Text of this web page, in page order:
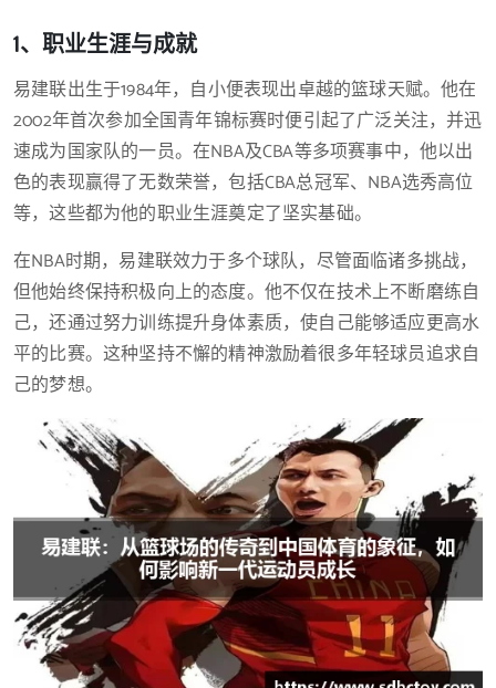
1、职业生涯与成就
易建联出生于1984年，自小便表现出卓越的篮球天赋。他在
2002年首次参加全国青年锦标赛时便引起了广泛关注，并迅
速成为国家队的一员。在NBA及CBA等多项赛事中，他以出
色的表现赢得了无数荣誉，包括CBA总冠军、NBA选秀高位
等，这些都为他的职业生涯奠定了坚实基础。
在NBA时期，易建联效力于多个球队，尽管面临诸多挑战，
但他始终保持积极向上的态度。他不仅在技术上不断磨练自
己，还通过努力训练提升身体素质，使自己能够适应更高水
平的比赛。这种坚持不懈的精神激励着很多年轻球员追求自
己的梦想。